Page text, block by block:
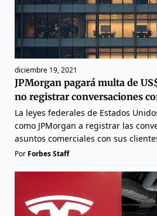
diciembre 19, 2021
JPMorgan pagará multa de
no registrar conversaciones
La leyes federales de Estados
como JPMorgan a registrar las
asuntos comerciales con sus
Por Forbes Staff